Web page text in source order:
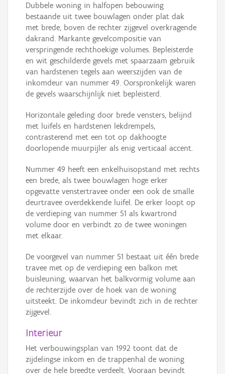
Dubbele woning in halfopen bebouwing
bestaande uit twee bouwlagen onder plat dak
met brede, boven de rechter zijgevel overkragende
dakrand. Markante gevelcompositie van
verspringende rechthoekige volumes. Bepleisterde
en wit geschilderde gevels met spaarzaam gebruik
van hardstenen tegels aan weerszijden van de
inkomdeur van nummer 49. Oorspronkelijk waren
de gevels waarschijnlijk niet bepleisterd.
Horizontale geleding door brede vensters, belijnd
met luifels en hardstenen lekdrempels,
contrasterend met een tot op dakhoogte
doorlopende muurpijler als enig verticaal accent.
Nummer 49 heeft een enkelhuisopstand met rechts
een brede, als twee bouwlagen hoge erker
opgevatte venstertravee onder een ook de smalle
deurtravee overdekkende luifel. De erker loopt op
de verdieping van nummer 51 als kwartrond
volume door en verbindt zo de twee woningen
met elkaar.
De voorgevel van nummer 51 bestaat uit één brede
travee met op de verdieping een balkon met
buisleuning, waarvan het balkvormig volume aan
de rechterzijde over de hoek van de woning
uitsteekt. De inkomdeur bevindt zich in de rechter
zijgevel.
Interieur
Het verbouwingsplan van 1992 toont dat de
zijdelingse inkom en de trappenhal de woning
over de hele breedte verdeelt. Vooraan bevindt